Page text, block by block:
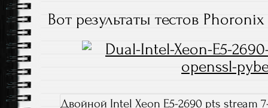
Вот результаты тестов
Двойной Intel Xeon E5-2690 pts stream